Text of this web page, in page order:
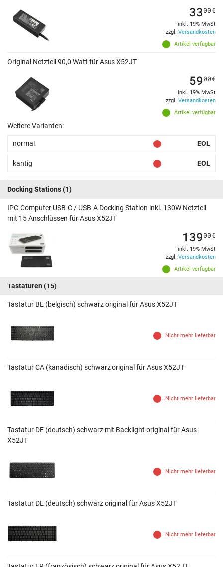
Artikel verfügbar
3300€
inkl. 19% MwSt
zzgl. Versandkosten
Original Netzteil 90,0 Watt für Asus X52JT
Artikel verfügbar
5900€
inkl. 19% MwSt
zzgl. Versandkosten
Weitere Varianten:
normal EOL
kantig EOL
Docking Stations(1)
IPC-Computer USB-C / USB-A Docking Station inkl. 130W Netzteil
mit 15 Anschlüssen für Asus X52JT
Artikel verfügbar
13900€
inkl. 19% MwSt
zzgl. Versandkosten
Tastaturen (15)
Tastatur BE (belgisch) schwarz original für Asus X52JT
Nicht mehr lieferbar
Tastatur CA (kanadisch) schwarz original für Asus X52JT
Nicht mehr lieferbar
Tastatur DE (deutsch) schwarz mit Backlight original für Asus
X52JT
Nicht mehr lieferbar
Tastatur DE (deutsch) schwarz original für Asus X52JT
Nicht mehr lieferbar